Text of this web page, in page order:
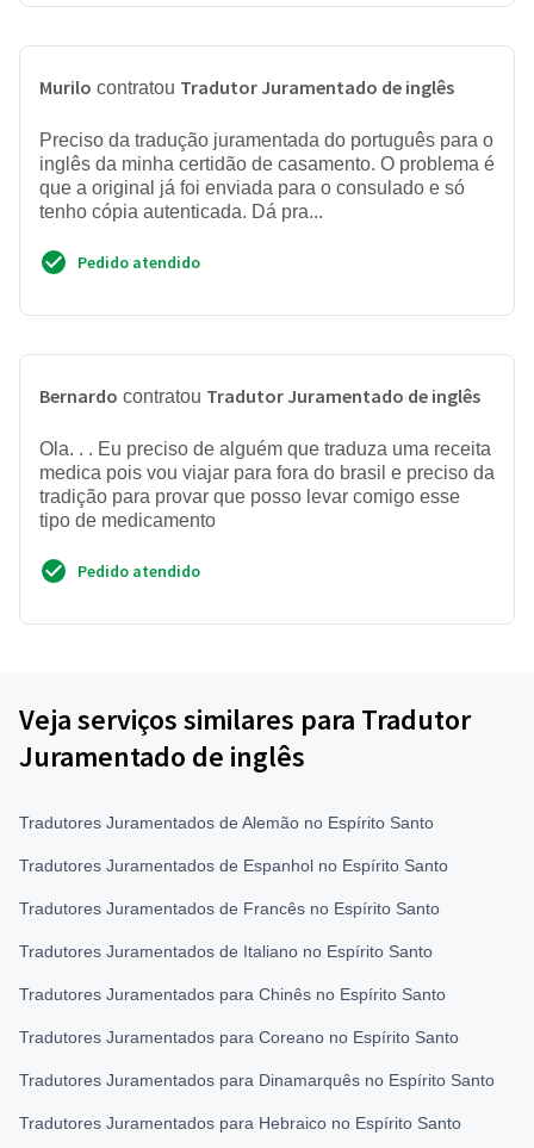
Murilo contratou Tradutor Juramentado de inglês
Preciso da tradução juramentada do português para o
inglês da minha certidão de casamento. O problema é
que a original já foi enviada para o consulado e só
tenho cópia autenticada. Dá pra...
Pedido atendido
Bernardo contratou Tradutor Juramentado de inglês
Ola. . . Eu preciso de alguém que traduza uma receita
medica pois vou viajar para fora do brasil e preciso da
tradição para provar que posso levar comigo esse
tipo de medicamento
Pedido atendido
Veja serviços similares para Tradutor
Juramentado de inglês
Tradutores Juramentados de Alemão no Espírito Santo
Tradutores Juramentados de Espanhol no Espírito Santo
Tradutores Juramentados de Francês no Espírito Santo
Tradutores Juramentados de Italiano no Espírito Santo
Tradutores Juramentados para Chinês no Espírito Santo
Tradutores Juramentados para Coreano no Espírito Santo
Tradutores Juramentados para Dinamarquês no Espírito Santo
Tradutores Juramentados para Hebraico no Espírito Santo